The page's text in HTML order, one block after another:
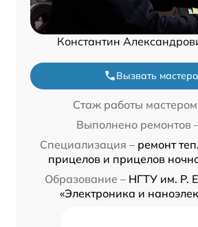
Константин
Вызвать мастера
Стаж работы
Выполнено ремонтов
Специализация – ремонт
прицелов и прицелов
Образование – НГТУ им. Р.
«Электроника и